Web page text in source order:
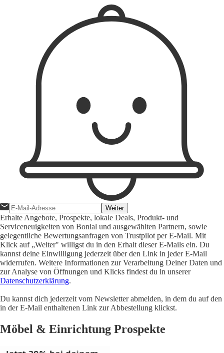
Weiter
Erhalte Angebote, Prospekte, lokale Deals, Produkt- und
Serviceneuigkeiten von Bonial und ausgewählten Partnern, sowie
gelegentliche Bewertungsanfragen von Trustpilot per E-Mail. Mit
Klick auf „Weiter" willigst du in den Erhalt dieser E-Mails ein. Du
kannst deine Einwilligung jederzeit über den Link in jeder E-Mail
widerrufen. Weitere Informationen zur Verarbeitung Deiner Daten und
zur Analyse von Öffnungen und Klicks findest du in unserer
Datenschutzerklärung.
Du kannst dich jederzeit vom Newsletter abmelden, in dem du auf den
in der E-Mail enthaltenen Link zur Abbestellung klickst.
Möbel & Einrichtung Prospekte